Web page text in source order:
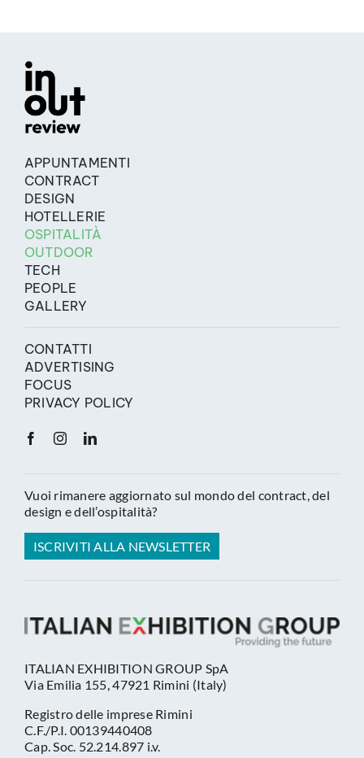
APPUNTAMENTI
CONTRACT
DESIGN
HOTELLERIE
OSPITALITÀ
OUTDOOR
TECH
PEOPLE
GALLERY
CONTATTI
ADVERTISING
FOCUS
PRIVACY POLICY
Vuoi rimanere aggiornato sul mondo del contract, del
design e dell’ospitalità?
ISCRIVITI ALLA NEWSLETTER
ITALIAN EXHIBITION GROUP SpA
Via Emilia 155, 47921 Rimini (Italy)
Registro delle imprese Rimini
C.F./P.I. 00139440408
Cap. Soc. 52.214.897 i.v.